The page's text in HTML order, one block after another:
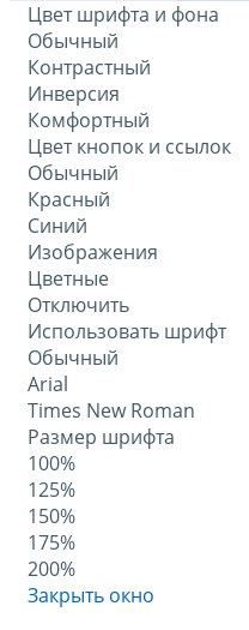
Цвет шрифта и фона
Обычный
Контрастный
Инверсия
Комфортный
Цвет кнопок и ссылок
Обычный
Красный
Синий
Изображения
Цветные
Отключить
Использовать шрифт
Обычный
Arial
Times New Roman
Размер шрифта
100%
125%
150%
175%
200%
Закрыть окно